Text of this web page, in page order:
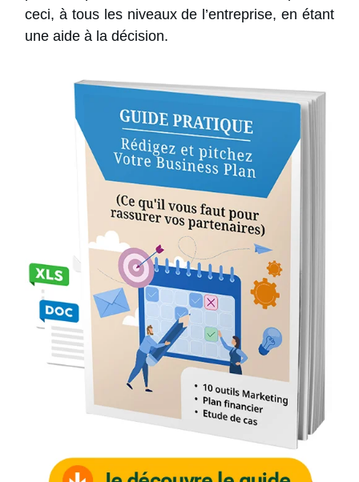
ceci, à tous les niveaux de l’entreprise, en étant
une aide à la décision.